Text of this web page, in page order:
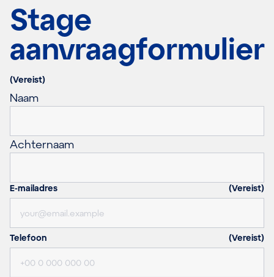
Stage
aanvraagformulier
(Vereist)
Naam
Achternaam
E-mailadres (Vereist)
Telefoon (Vereist)